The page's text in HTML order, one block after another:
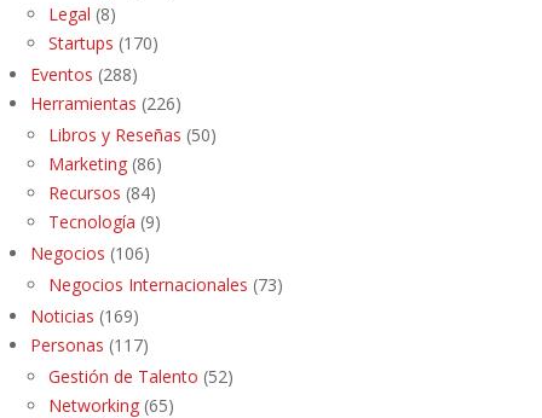
Legal (8)
Startups (170)
Eventos (288)
Herramientas (226)
Libros y Reseñas (50)
Marketing (86)
Recursos (84)
Tecnología (9)
Negocios (106)
Negocios Internacionales (73)
Noticias (169)
Personas (117)
Gestión de Talento (52)
Networking (65)